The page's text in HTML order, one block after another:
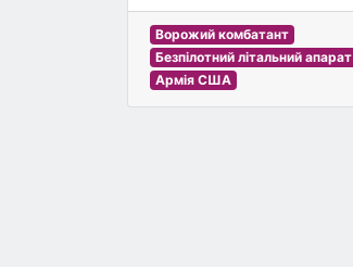
Ворожий комбатант
Безпілотний літальний апарат
Армія США